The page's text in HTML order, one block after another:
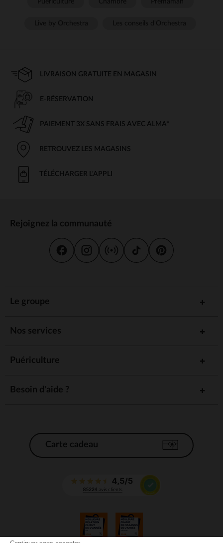
LIVRAISON GRATUITE EN MAGASIN
E-RÉSERVATION
PAIEMENT 3X SANS FRAIS AVEC ALMA*
RETROUVEZ LES MAGASINS
TÉLÉCHARGER L'APPLI
Rejoignez la communauté
Le groupe
Nos services
Puériculture
Besoin d'aide ?
Carte cadeau